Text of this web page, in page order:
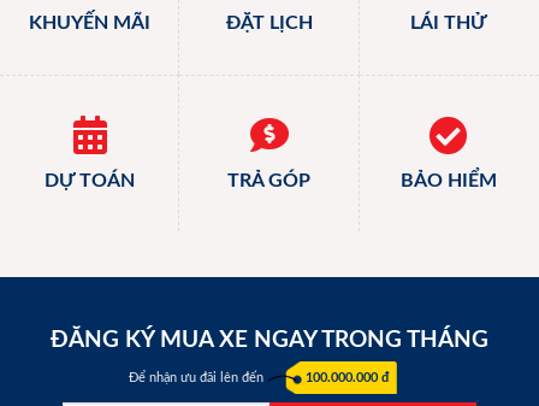
KHUYẾN MÃI ĐẶT LỊCH LÁI THỬ
DỰ TOÁN TRẢ GÓP BẢO HIỂM
ĐĂNG KÝ MUA XE NGAY TRONG THÁNG
Để nhận ưu đãi lên đến 100.000.000 đ